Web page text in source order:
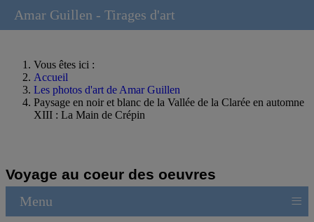
Vous êtes ici :
Accueil
Les photos d'art de Amar Guillen
Paysage en noir et blanc de la Vallée de la Clarée en automne
XIII : La Main de Crépin
Voyage au coeur des oeuvres
Menu ≡
Amar Guillen - Tirages d'art